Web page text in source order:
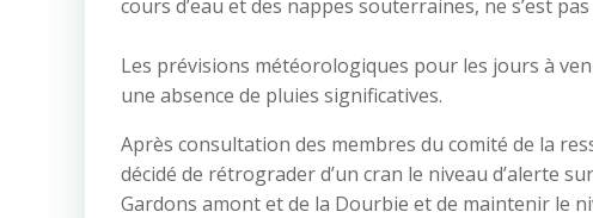
cours d’eau et des nappes souterraines, ne s’est
Les prévisions météorologiques pour les jours à
une absence de pluies significatives.
Après consultation des membres du comité de la
décidé de rétrograder d’un cran le niveau d’alerte
Gardons amont et de la Dourbie et de maintenir le